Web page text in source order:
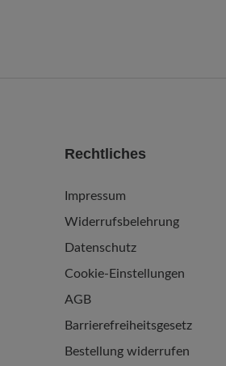
Rechtliches
Impressum
Widerrufsbelehrung
Datenschutz
Cookie-Einstellungen
AGB
Barrierefreiheitsgesetz
Bestellung widerrufen